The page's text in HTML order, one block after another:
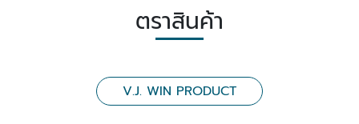
ตราสินค้า
V.J. WIN PRODUCT